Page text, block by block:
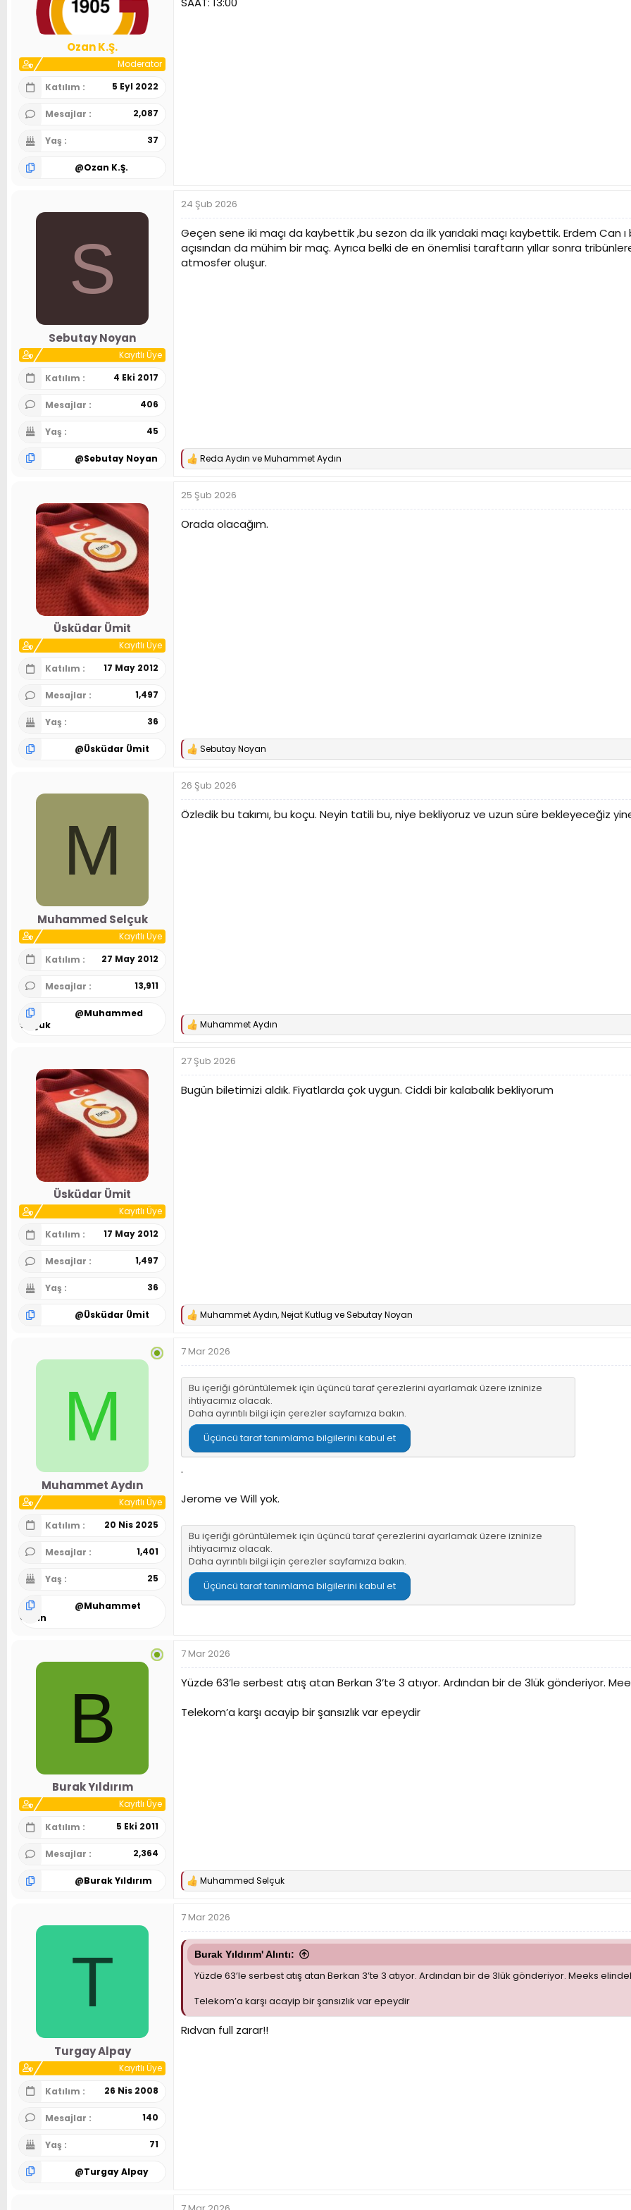
h
Ozan K.Ş.
Moderator
Katılım
5 Eyl 2022
Mesajlar 2,087
Yaş 37
@Ozan K.Ş.
S
Sebutay Noyan
Kayıtlı Üye
Katılım
4 Eki 2017
Mesajlar 406
Yaş 45
@Sebutay Noyan
24 Şub 2026
Geçen sene iki maçı da kaybettik ,bu sezon da ilk yarıdaki maçı kaybettik. Erdem
açısından da mühim bir maç. Ayrıca belki de en önemlisi taraftarın yıllar sonra
atmosfer oluşur.
T
k
i
l
e
Reda Aydın veMuhammet Aydın
Üsküdar Ümit
Kayıtlı Üye
Katılım
17 May 2012
Mesajlar 1,497
Yaş 36
@Üsküdar Ümit
25 Şub 2026
Orada olacağım.
T
k
i
l
e
Sebutay Noyan
M
Muhammed Selçuk
Kayıtlı Üye
Katılım
27 May 2012
Mesajlar 13,911
@Muhammed
Selçuk
26 Şub 2026
Özledik bu takımı, bu koçu. Neyin tatili bu, niye bekliyoruz ve uzun süre bekleyeceğiz
T
k
i
l
e
Muhammet Aydın
Üsküdar Ümit
Kayıtlı Üye
Katılım
17 May 2012
Mesajlar 1,497
Yaş 36
@Üsküdar Ümit
27 Şub 2026
Bugün biletimizi aldık. Fiyatlarda çok uygun. Ciddi bir kalabalık bekliyorum
T
k
i
l
e
Muhammet Aydın,Nejat Kutlug veSebutay Noyan
M
Muhammet Aydın
Kayıtlı Üye
Katılım
20 Nis 2025
Mesajlar 1,401
Yaş 25
@Muhammet
Aydın
7 Mar 2026
Bu içeriği görüntülemek için üçüncü taraf çerezlerini ayarlamak üzere izninize
ihtiyacımız olacak.
Daha ayrıntılı bilgi için çerezler sayfamıza bakın.
Üçüncü taraf tanımlama bilgilerini kabul et
.
Jerome ve Will yok.
Bu içeriği görüntülemek için üçüncü taraf çerezlerini ayarlamak üzere izninize
ihtiyacımız olacak.
Daha ayrıntılı bilgi için çerezler sayfamıza bakın.
Üçüncü taraf tanımlama bilgilerini kabul et
B
Burak Yıldırım
Kayıtlı Üye
Katılım
5 Eki 2011
Mesajlar 2,364
@Burak Yıldırım
7 Mar 2026
Yüzde 63’le serbest atış atan Berkan 3’te 3 atıyor. Ardından bir de 3lük gönderiyor.
Telekom’a karşı acayip bir şansızlık var epeydir
T
k
i
l
e
r
Muhammed Selçuk
T
Turgay Alpay
Kayıtlı Üye
Katılım
26 Nis 2008
Mesajlar 140
Yaş 71
@Turgay Alpay
7 Mar 2026
Burak Yıldırım' Alıntı:
Yüzde 63’le serbest atış atan Berkan 3’te 3 atıyor. Ardından bir de 3lük gönderiyor. Meeks
Telekom’a karşı acayip bir şansızlık var epeydir
Rıdvan full zarar!!